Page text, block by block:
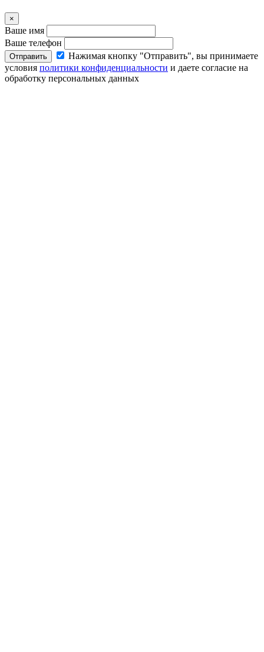
×
Ваше имя
Ваше телефон
Отправить
Нажимая кнопку "Отправить", вы принимаете
условия политики конфиденциальности и даете согласие на
обработку персональных данных